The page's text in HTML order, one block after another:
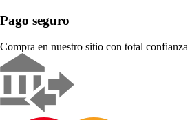
Pago seguro
Compra en nuestro sitio con total confianza